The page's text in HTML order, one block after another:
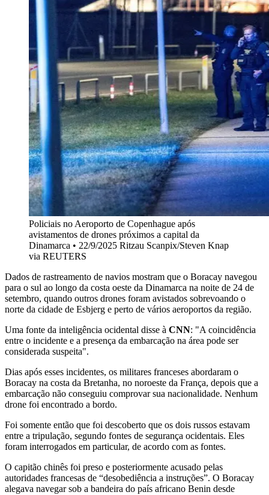
Policiais no Aeroporto de Copenhague após
avistamentos de drones próximos a capital da
Dinamarca • 22/9/2025 Ritzau Scanpix/Steven Knap
via REUTERS
Dados de rastreamento de navios mostram que o Boracay navegou
para o sul ao longo da costa oeste da Dinamarca na noite de 24 de
setembro, quando outros drones foram avistados sobrevoando o
norte da cidade de Esbjerg e perto de vários aeroportos da região.
Uma fonte da inteligência ocidental disse à CNN: "A coincidência
entre o incidente e a presença da embarcação na área pode ser
considerada suspeita".
Dias após esses incidentes, os militares franceses abordaram o
Boracay na costa da Bretanha, no noroeste da França, depois que a
embarcação não conseguiu comprovar sua nacionalidade. Nenhum
drone foi encontrado a bordo.
Foi somente então que foi descoberto que os dois russos estavam
entre a tripulação, segundo fontes de segurança ocidentais. Eles
foram interrogados em particular, de acordo com as fontes.
O capitão chinês foi preso e posteriormente acusado pelas
autoridades francesas de “desobediência a instruções”. O Boracay
alegava navegar sob a bandeira do país africano Benin desde